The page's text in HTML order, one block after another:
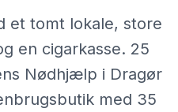
et tomt lokale, store
en cigarkasse. 25
Nødhjælp i Dragør
med 35